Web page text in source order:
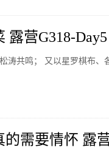
营G318-Day5
涛共鸣； 又以星罗棋布、
需要情怀 露